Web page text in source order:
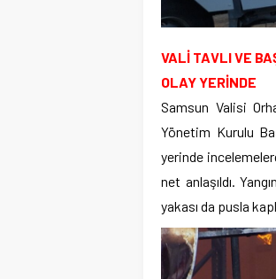
VALİ TAVLI VE
OLAY YERİNDE
Samsun Valisi
Yönetim Kurulu
yerinde
net anlaşıldı.
yakası da pusla